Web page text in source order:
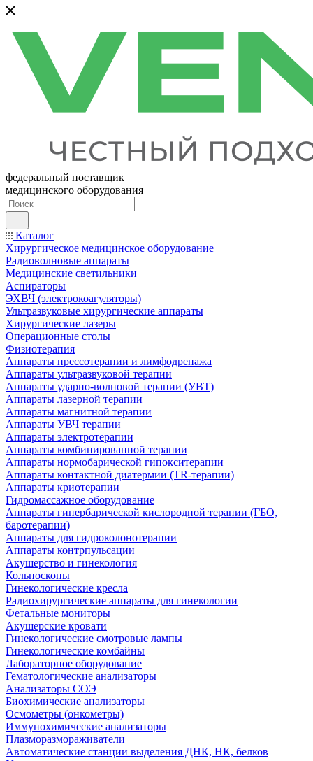
федеральный поставщик
медицинского оборудования
Каталог
Хирургическое медицинское оборудование
Радиоволновые аппараты
Медицинские светильники
Аспираторы
ЭХВЧ (электрокоагуляторы)
Ультразвуковые хирургические аппараты
Хирургические лазеры
Операционные столы
Физиотерапия
Аппараты прессотерапии и лимфодренажа
Аппараты ультразвуковой терапии
Аппараты ударно-волновой терапии (УВТ)
Аппараты лазерной терапии
Аппараты магнитной терапии
Аппараты УВЧ терапии
Аппараты электротерапии
Аппараты комбинированной терапии
Аппараты нормобарической гипокситерапии
Аппараты контактной диатермии (TR-терапии)
Аппараты криотерапии
Гидромассажное оборудование
Аппараты гипербарической кислородной терапии (ГБО,
баротерапии)
Аппараты для гидроколонотерапии
Аппараты контрпульсации
Акушерство и гинекология
Кольпоскопы
Гинекологические кресла
Радиохирургические аппараты для гинекологии
Фетальные мониторы
Акушерские кровати
Гинекологические смотровые лампы
Гинекологические комбайны
Лабораторное оборудование
Гематологические анализаторы
Анализаторы СОЭ
Биохимические анализаторы
Осмометры (онкометры)
Иммунохимические анализаторы
Плазморазмораживатели
Автоматические станции выделения ДНК, НК, белков